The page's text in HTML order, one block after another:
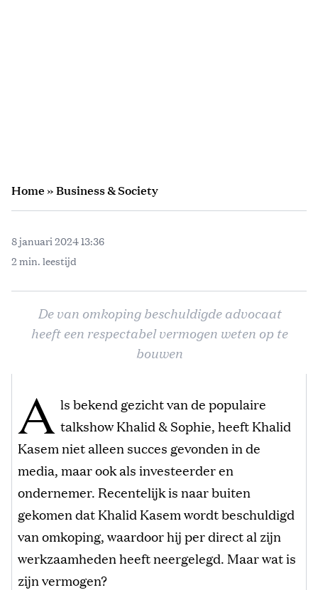
Home»Business & Society
8 januari 2024 13:36
2 min. leestijd
De van omkoping beschuldigde advocaat
heeft een respectabel vermogen weten op te
bouwen
A ls bekend gezicht van de populaire
talkshow Khalid & Sophie, heeft Khalid
Kasem niet alleen succes gevonden in de
media, maar ook als investeerder en
ondernemer. Recentelijk is naar buiten
gekomen dat Khalid Kasem wordt beschuldigd
van omkoping, waardoor hij per direct al zijn
werkzaamheden heeft neergelegd. Maar wat is
zijn vermogen?